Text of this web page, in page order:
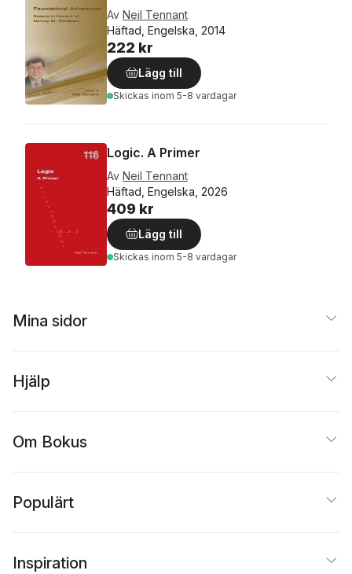
Av Neil Tennant
Häftad, Engelska, 2014
222 kr
Lägg till
Skickas inom 5-8 vardagar
Logic. A Primer
Av Neil Tennant
Häftad, Engelska, 2026
409 kr
Lägg till
Skickas inom 5-8 vardagar
Mina sidor
Hjälp
Om Bokus
Populärt
Inspiration